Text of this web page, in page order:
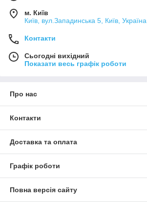
м. Київ
Київ, вул.Западинська 5, Київ, Україна
Контакти
Сьогодні вихідний
Показати весь графік роботи
Про нас
Контакти
Доставка та оплата
Графік роботи
Повна версія сайту